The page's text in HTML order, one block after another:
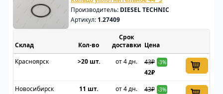
Производитель: DIESEL TECHNIC
Артикул: 1.27409
Склад
Срок
доставки Цена
Красноярск
>20 шт. от 4 дн. 43₽ -3%
42₽
Новосибирск
11 шт. от 4 дн. 43₽ -3%